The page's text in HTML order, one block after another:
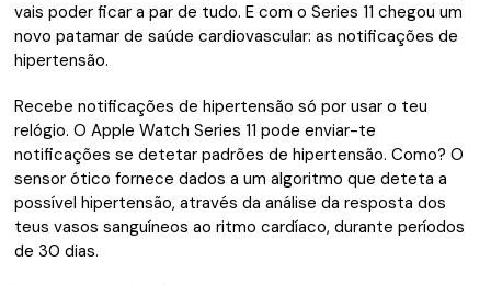
vais poder ficar a par de tudo. E com o Series 11 chegou um
novo patamar de saúde cardiovascular: as notificações de
hipertensão.
Recebe notificações de hipertensão só por usar o teu
relógio. O Apple Watch Series 11 pode enviar-te
notificações se detetar padrões de hipertensão. Como? O
sensor ótico fornece dados a um algoritmo que deteta a
possível hipertensão, através da análise da resposta dos
teus vasos sanguíneos ao ritmo cardíaco, durante períodos
de 30 dias.